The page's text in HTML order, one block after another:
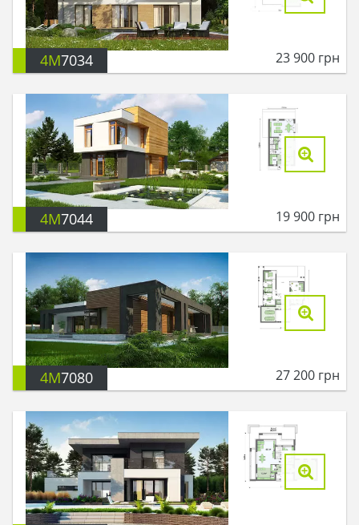
4M7034 23 900 грн
4M7044 19 900 грн
4M7080 27 200 грн